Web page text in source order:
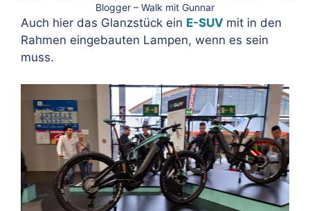
Blogger – Walk mit Gunnar
Auch hier das Glanzstück ein E-SUV mit in den
Rahmen eingebauten Lampen, wenn es sein
muss.